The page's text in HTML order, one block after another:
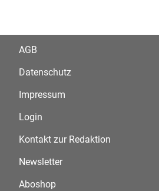
AGB
Datenschutz
Impressum
Login
Kontakt zur Redaktion
Newsletter
Aboshop